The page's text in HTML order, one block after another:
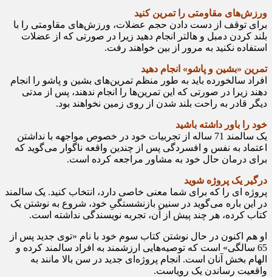
ورزش‌های مقاومتی را تمرین کنید
برای توقف از دست دادن حجم عضلات، ورزش‌های مقاومتی را با
بلند کردن دمبل و هالتر انجام دهید زیرا در صورتی که از عضلات
استفاده نکنید به مرور از بین خواهند رفت.
تمرین «بشین و پاشو» انجام دهید
افراد سالخورده باید به طور منظم تمرین‌های بشین و پاشو را انجام
دهند زیرا در صورتی که این تمرین‌ها را انجام ندهند، پس از مدتی
دیگر قادر به راحت بلند شدن از روی زمین نخواهند بود.
خود را باور داشته باشید
یک سالمند 71 ساله از تجربیات خود در خصوص مواجهه با نداشتن
اعتماد به نفس و افسردگی پس از چندین واقعه ناگوار می‌گوید که
برای درمان حال خود به مشاور مراجعه کرده است.
درگیر یک پروژه شوید
پروژه ای را که برای شما معنی خاصی دارد، انتخاب کنید. یک سالمند
در این باره می‌گوید در سنین بازنشستگیِ خود، شروع به نوشتن یک
کتاب کرده، هر چند پیش از آن، تجربه نویسندگی نداشته است.
او هم اکنون در حال نوشتن کتاب سوم خود با نام «توی جدید پس از
65 سالگی» است که توصیه‌هایی ارزشمند به افراد سالمند کرده و
الهام بخش آنان است. انجام پروژه‌ای جدید در سن بالا مانند به
واقعیت رساندن یک رویاست.